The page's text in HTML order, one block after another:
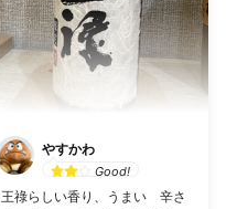
やすかわ
Good!
王祿らしい香り、うまい 辛さ